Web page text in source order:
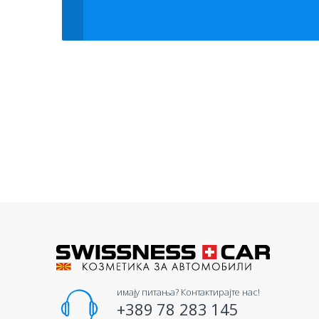
имају питања? Контактирајте нас!
+389 78 283 145